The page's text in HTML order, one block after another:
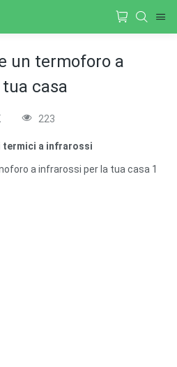
un termoforo a
casa
223
termici a infrarossi